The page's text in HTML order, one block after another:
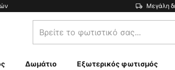
Μεγάλη
Βρείτε
το
σας...
Δωμάτιο Εξωτερικός φωτισμός